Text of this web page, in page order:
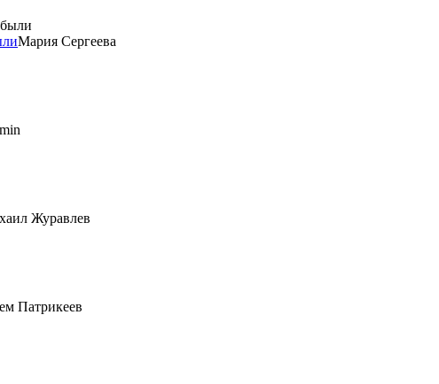
Мария Сергеева
Журавлев
Патрикеев